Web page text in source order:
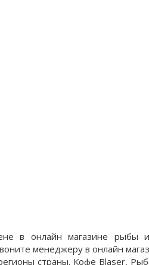
в онлайн магазине рыбы
менеджеру в онлайн
страны. Кофе Blaser,